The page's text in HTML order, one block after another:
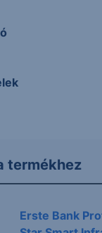
termékhez
Erste Bank